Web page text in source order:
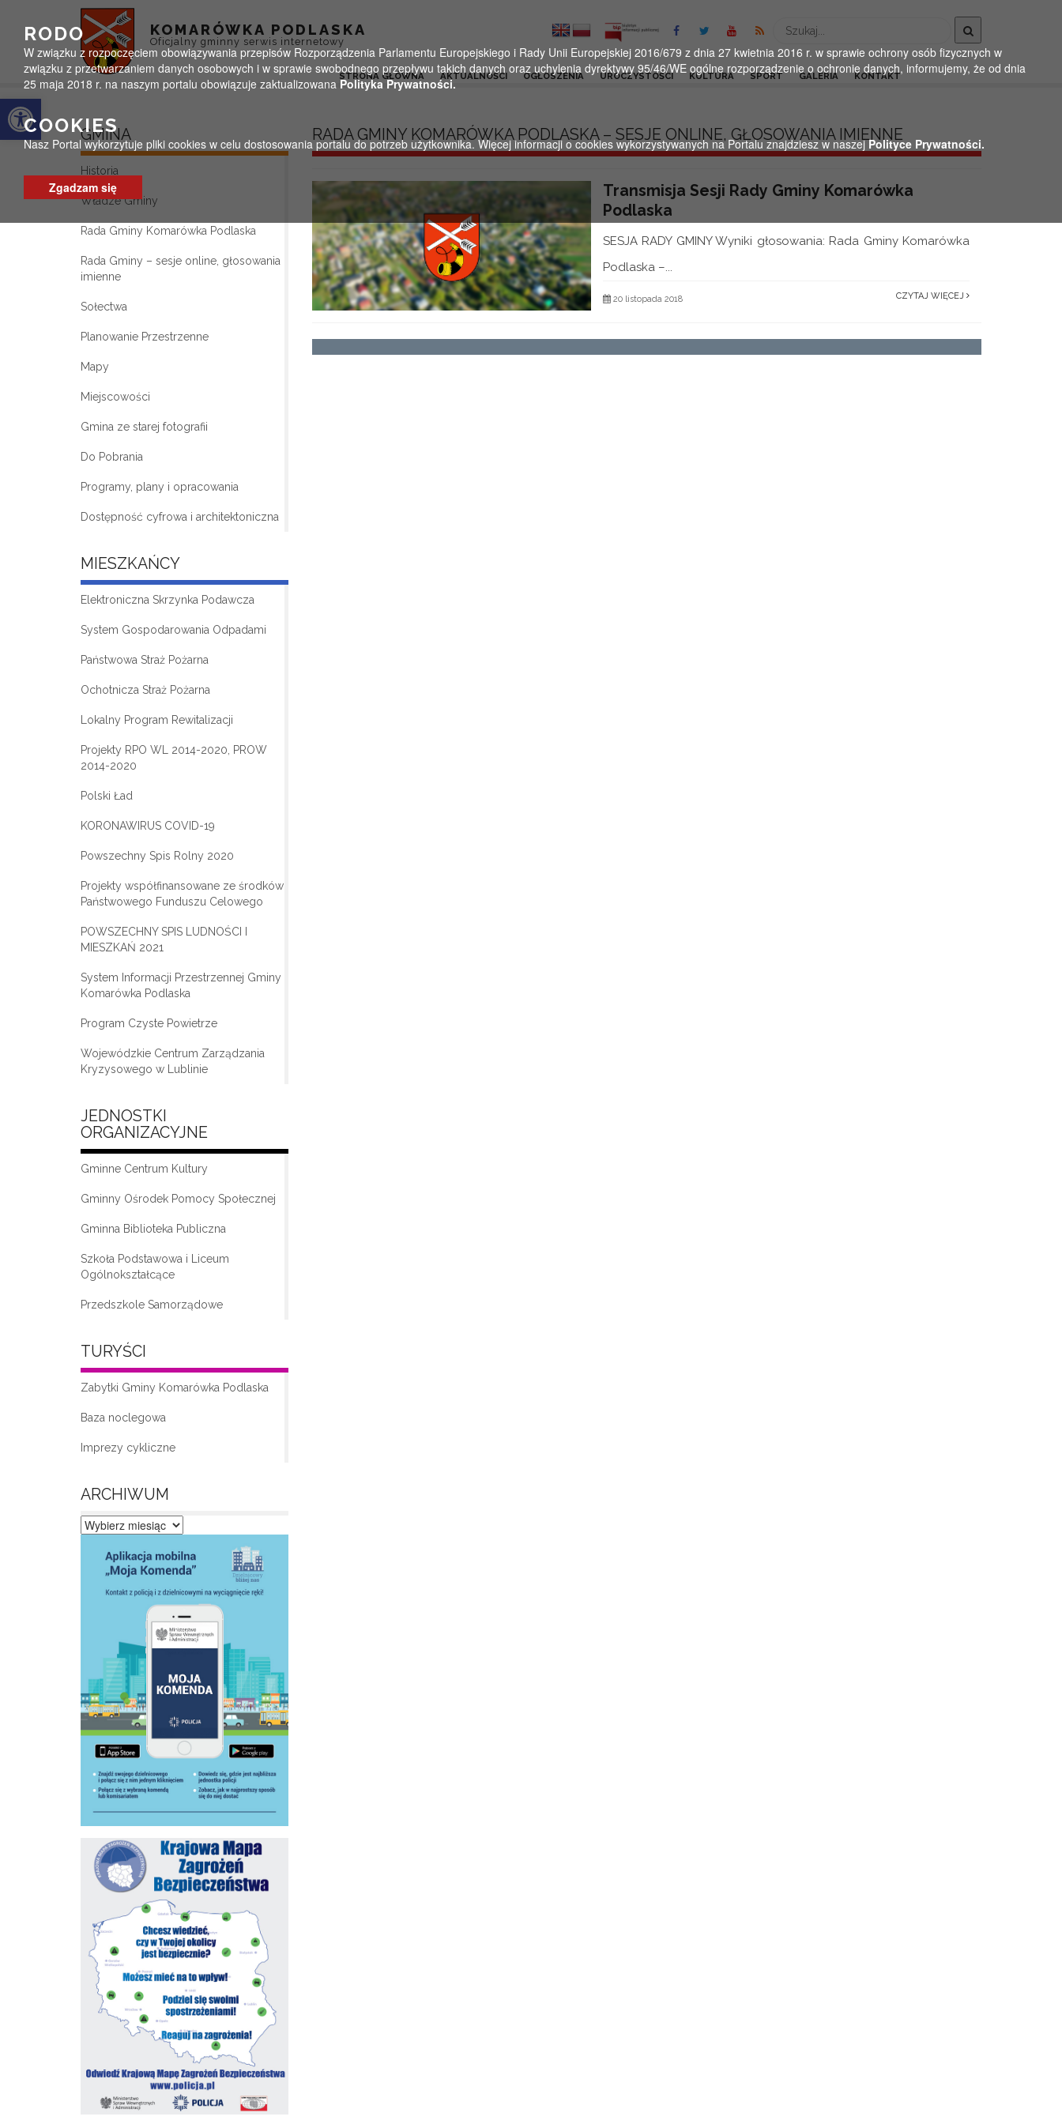
Otwórz pasek narzędzi
KOMARÓWKA PODLASKA
Oficjalny gminny serwis internetowy
Wyszukaj
STRONA GŁÓWNA AKTUALNOŚCI OGŁOSZENIA UROCZYSTOŚCI KULTURA SPORT GALERIA KONTAKT
GMINA
Historia
Władze Gminy
Rada Gminy Komarówka Podlaska
Rada Gminy – sesje online, głosowania
imienne
Sołectwa
Planowanie Przestrzenne
Mapy
Miejscowości
Gmina ze starej fotografii
Do Pobrania
Programy, plany i opracowania
Dostępność cyfrowa i architektoniczna
MIESZKAŃCY
Elektroniczna Skrzynka Podawcza
System Gospodarowania Odpadami
Państwowa Straż Pożarna
Ochotnicza Straż Pożarna
Lokalny Program Rewitalizacji
Projekty RPO WL 2014-2020, PROW
2014-2020
Polski Ład
KORONAWIRUS COVID-19
Powszechny Spis Rolny 2020
Projekty współfinansowane ze środków
Państwowego Funduszu Celowego
POWSZECHNY SPIS LUDNOŚCI I
MIESZKAŃ 2021
System Informacji Przestrzennej Gminy
Komarówka Podlaska
Program Czyste Powietrze
Wojewódzkie Centrum Zarządzania
Kryzysowego w Lublinie
JEDNOSTKI
ORGANIZACYJNE
Gminne Centrum Kultury
Gminny Ośrodek Pomocy Społecznej
„Moda na seniora – klub seniora w
Gminna Biblioteka Publiczna
Szkoła Podstawowa i Liceum
Ogólnokształcące
Przedszkole Samorządowe
TURYŚCI
Zabytki Gminy Komarówka Podlaska
Baza noclegowa
Imprezy cykliczne
ARCHIWUM
Archiwum
RADA GMINY KOMARÓWKA PODLASKA – SESJE ONLINE, GŁOSOWANIA IMIENNE
Transmisja Sesji Rady Gminy Komarówka
Podlaska
SESJA RADY GMINY Wyniki głosowania: Rada Gminy Komarówka
Podlaska –...
20 listopada 2018 CZYTAJ WIĘCEJ
RODO
W związku z rozpoczęciem obowiązywania przepisów Rozporządzenia Parlamentu Europejskiego i Rady Unii Europejskiej 2016/679 z dnia 27 kwietnia 2016 r. w sprawie ochrony osób fizycznych w
związku z przetwarzaniem danych osobowych i w sprawie swobodnego przepływu takich danych oraz uchylenia dyrektywy 95/46/WE ogólne rozporządzenie o ochronie danych, informujemy, że od dnia
25 maja 2018 r. na naszym portalu obowiązuje zaktualizowana Polityka Prywatności.
COOKIES
Nasz Portal wykorzytuje pliki cookies w celu dostosowania portalu do potrzeb użytkownika. Więcej informacji o cookies wykorzystywanych na Portalu znajdziesz w naszejPolityce Prywatności.
Zgadzam się